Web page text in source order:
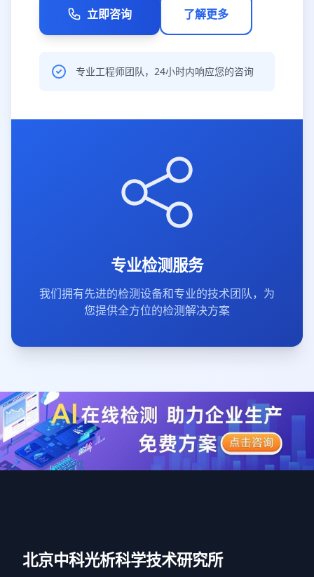
立即咨询 了解更多
专业工程师团队，24小时内响应您的咨询
专业检测服务
我们拥有先进的检测设备和专业的技术团队，为
您提供全方位的检测解决方案
北京中科光析科学技术研究所